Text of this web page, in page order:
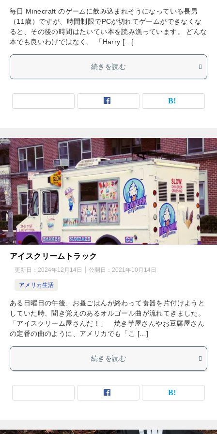
毎日 Minecraft のゲームに飲み込まれそうになっている長男
（11歳）ですが、時間制限でPCが切れてゲームができなくな
ると、その後の時間はたいてい本を読み漁っています。 どんな
本でも良いわけではなく、 「Harry […]
続きを読む
アイスクリームトラック
更新日： 2024年12月14日 公開日： 2021年10月14日
アメリカ生活
ある日曜日の午後、お昼ごはんが終わって食器を片付けようと
していた時、聞き覚えのあるオルゴール曲が流れてきました。
「アイスクリーム屋さんだ！」 焼き芋屋さんやお豆腐屋さん
の定番の曲のように、アメリカでも「こ […]
続きを読む